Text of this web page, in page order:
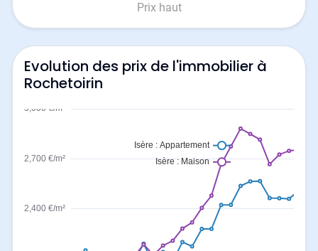
Prix haut
Evolution des prix de l'immobilier à
Rochetoirin